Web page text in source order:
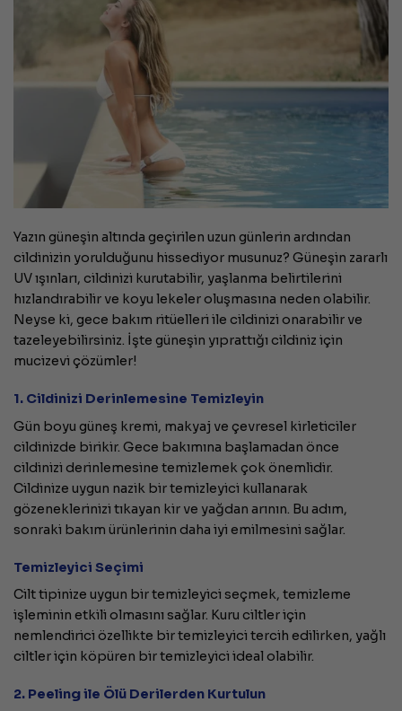
Yazın güneşin altında geçirilen uzun günlerin ardından
cildinizin yorulduğunu hissediyor musunuz? Güneşin zararlı
UV ışınları, cildinizi kurutabilir, yaşlanma belirtilerini
hızlandırabilir ve koyu lekeler oluşmasına neden olabilir.
Neyse ki, gece bakım ritüelleri ile cildinizi onarabilir ve
tazeleyebilirsiniz. İşte güneşin yıprattığı cildiniz için
mucizevi çözümler!
1. Cildinizi Derinlemesine Temizleyin
Gün boyu güneş kremi, makyaj ve çevresel kirleticiler
cildinizde birikir. Gece bakımına başlamadan önce
cildinizi derinlemesine temizlemek çok önemlidir.
Cildinize uygun nazik bir temizleyici kullanarak
gözeneklerinizi tıkayan kir ve yağdan arının. Bu adım,
sonraki bakım ürünlerinin daha iyi emilmesini sağlar.
Temizleyici Seçimi
Cilt tipinize uygun bir temizleyici seçmek, temizleme
işleminin etkili olmasını sağlar. Kuru ciltler için
nemlendirici özellikte bir temizleyici tercih edilirken, yağlı
ciltler için köpüren bir temizleyici ideal olabilir.
2. Peeling ile Ölü Derilerden Kurtulun